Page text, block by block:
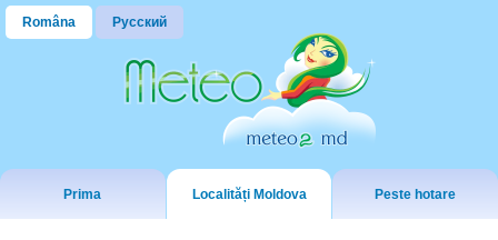
Româna Русский
Prima Localități Moldova Peste hotare